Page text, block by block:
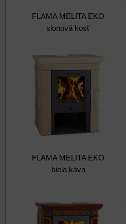
FLAMA MELITA EKO
slonová kosť
FLAMA MELITA EKO
biela káva